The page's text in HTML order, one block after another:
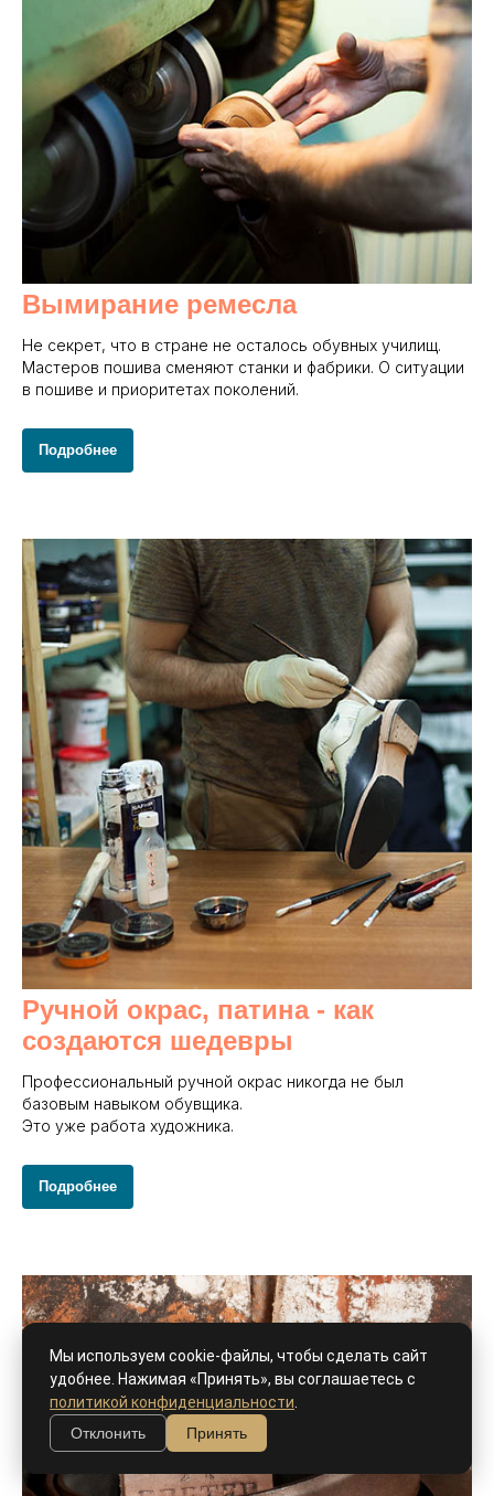
Мы используем cookie-файлы, чтобы сделать сайт
удобнее. Нажимая «Принять», вы соглашаетесь с
политикой конфиденциальности
Отклонить
Принять
Вымирание ремесла
Не секрет, что в стране не осталось обувных училищ.
Мастеров пошива сменяют станки и фабрики. О ситуации
в пошиве и приоритетах поколений.
Подробнее
Ручной окрас, патина - как
создаются шедевры
Профессиональный ручной окрас никогда не был
базовым навыком обувщика.
Это уже работа художника.
Подробнее